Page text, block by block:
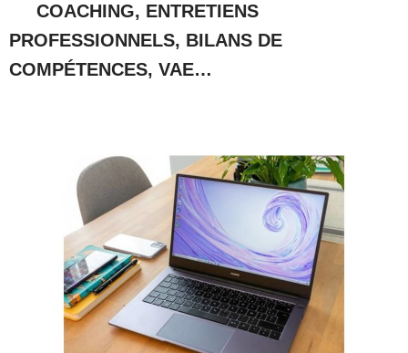
COACHING, ENTRETIENS
PROFESSIONNELS, BILANS DE
COMPÉTENCES, VAE…